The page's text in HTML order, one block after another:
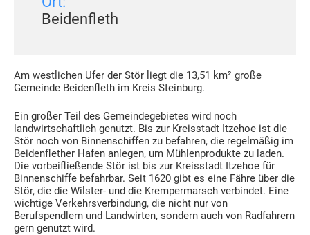
Am westlichen Ufer der Stör liegt die 13,51 km² große
Gemeinde Beidenfleth im Kreis Steinburg.
Ein großer Teil des Gemeindegebietes wird noch
landwirtschaftlich genutzt. Bis zur Kreisstadt Itzehoe ist die
Stör noch von Binnenschiffen zu befahren, die regelmäßig im
Beidenflether Hafen anlegen, um Mühlenprodukte zu laden.
Die vorbeifließende Stör ist bis zur Kreisstadt Itzehoe für
Binnenschiffe befahrbar. Seit 1620 gibt es eine Fähre über die
Stör, die die Wilster- und die Krempermarsch verbindet. Eine
wichtige Verkehrsverbindung, die nicht nur von
Berufspendlern und Landwirten, sondern auch von Radfahrern
gern genutzt wird.
Beidenfleth